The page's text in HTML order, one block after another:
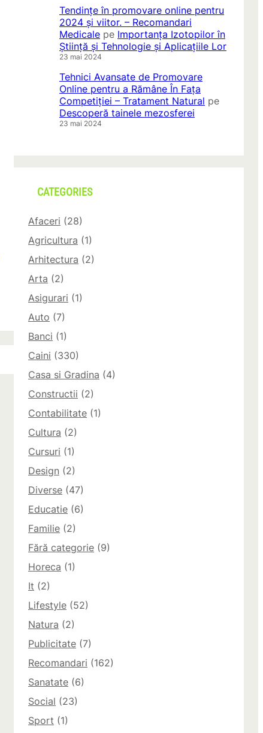
Tendințe în promovare online pentru
2024 și viitor. – Recomandari
Medicale pe Importanța Izotopilor în
Știință și Tehnologie și Aplicațiile Lor
23 mai 2024
Tehnici Avansate de Promovare
Online pentru a Rămâne În Fața
Competiției – Tratament Natural pe
Descoperă tainele mezosferei
23 mai 2024
CATEGORIES
Afaceri (28)
Agricultura (1)
Arhitectura (2)
Arta (2)
Asigurari (1)
Auto (7)
Banci (1)
Caini (330)
Casa si Gradina (4)
Constructii (2)
Contabilitate (1)
Cultura (2)
Cursuri (1)
Design (2)
Diverse (47)
Educatie (6)
Familie (2)
Fără categorie (9)
Horeca (1)
It (2)
Lifestyle (52)
Natura (2)
Publicitate (7)
Recomandari (162)
Sanatate (6)
Social (23)
Sport (1)